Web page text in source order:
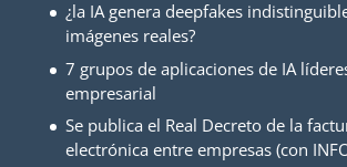
¿la IA genera deepfakes
imágenes reales?
7 grupos de aplicaciones de IA
empresarial
Se publica el Real Decreto de la
electrónica entre empresas (con